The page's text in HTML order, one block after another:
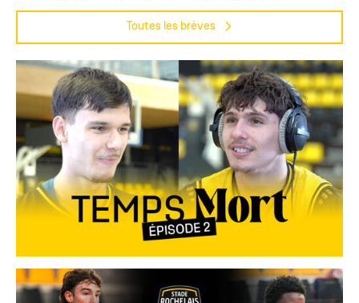
Toutes les brèves